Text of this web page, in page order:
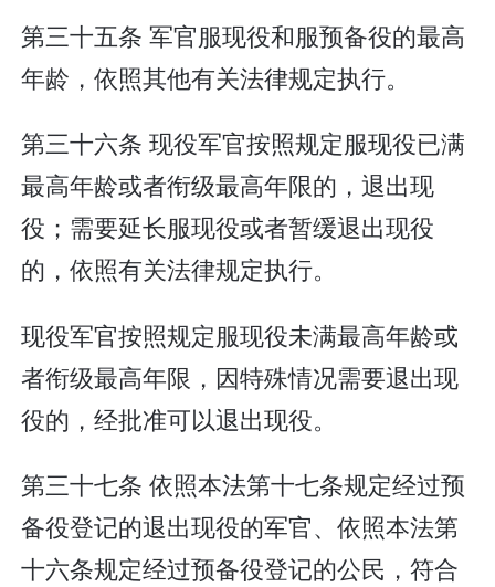
第三十五条 军官服现役和服预备役的最高
年龄，依照其他有关法律规定执行。
第三十六条 现役军官按照规定服现役已满
最高年龄或者衔级最高年限的，退出现
役；需要延长服现役或者暂缓退出现役
的，依照有关法律规定执行。
现役军官按照规定服现役未满最高年龄或
者衔级最高年限，因特殊情况需要退出现
役的，经批准可以退出现役。
第三十七条 依照本法第十七条规定经过预
备役登记的退出现役的军官、依照本法第
十六条规定经过预备役登记的公民，符合